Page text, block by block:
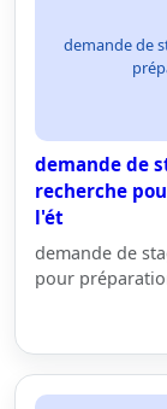
demande de
demande de
recherche
l'ét
demande de
pour